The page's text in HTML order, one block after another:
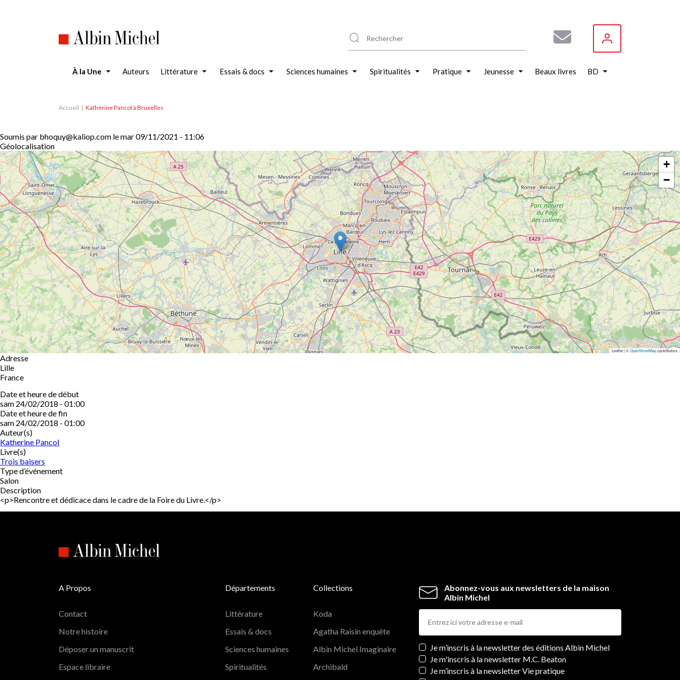
À la Une Auteurs Littérature Essais & docs Sciences humaines Spiritualités Pratique Jeunesse Beaux livres BD
Accueil Katherine Pancol à Bruxelles
Soumis par bhoquy@kaliop.com lemar 09/11/2021 - 11:06
Géolocalisation
+
−
Leaflet | ©OpenStreetMapcontributors
Adresse
Lille
France
Date et heure de début
sam 24/02/2018 - 01:00
Date et heure de fin
sam 24/02/2018 - 01:00
Auteur(s)
Katherine Pancol
Livre(s)
Trois baisers
Type d’événement
Salon
Description
<p>Rencontre et dédicace dans le cadre de la Foire du Livre.</p>
Abonnez-vous aux newsletters de la maison
Albin Michel
Newsletters
Je m’inscris à la newsletter des éditions Albin Michel
Je m'inscris à la newsletter M.C. Beaton
Je m’inscris à la newsletter Vie pratique
A Propos
Contact
Notre histoire
Déposer un manuscrit
Espace libraire
Départements
Littérature
Essais & docs
Sciences humaines
Spiritualités
Collections
Koda
Agatha Raisin enquête
Albin Michel Imaginaire
Archibald